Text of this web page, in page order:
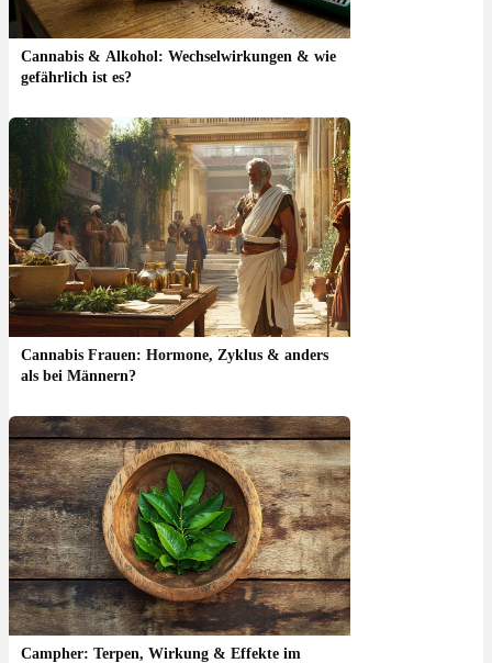
Cannabis & Alkohol: Wechselwirkungen & wie
gefährlich ist es?
Cannabis Frauen: Hormone, Zyklus & anders
als bei Männern?
Campher: Terpen, Wirkung & Effekte im